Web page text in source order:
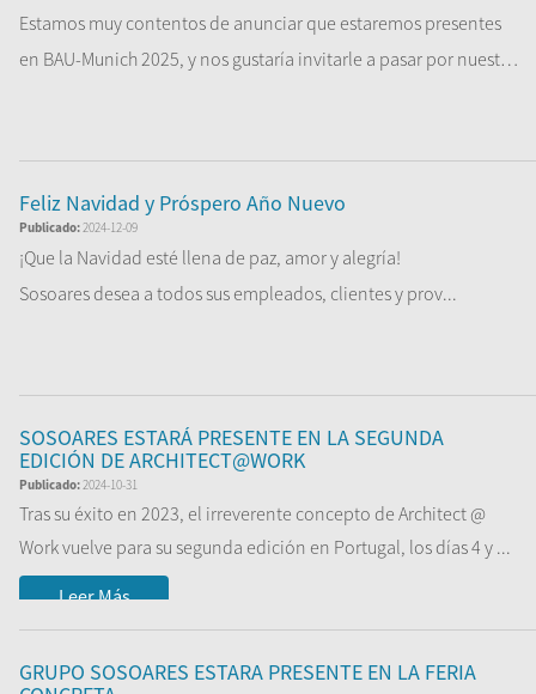
Estamos muy contentos de anunciar que estaremos presentes
en BAU-Munich 2025, y nos gustaría invitarle a pasar por nuestro
Feliz Navidad y Próspero Año Nuevo
Publicado:2024-12-09
¡Que la Navidad esté llena de paz, amor y alegría!
Sosoares desea a todos sus empleados, clientes y prov...
SOSOARES ESTARÁ PRESENTE EN LA SEGUNDA
EDICIÓN DE ARCHITECT@WORK
Publicado:2024-10-31
Tras su éxito en 2023, el irreverente concepto de Architect @
Work vuelve para su segunda edición en Portugal, los días 4 y ...
Leer Más
GRUPO SOSOARES ESTARA PRESENTE EN LA FERIA